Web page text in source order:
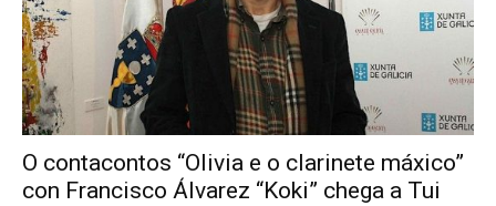
O contacontos “Olivia e o clarinete máxico”
con Francisco Álvarez “Koki” chega a Tui